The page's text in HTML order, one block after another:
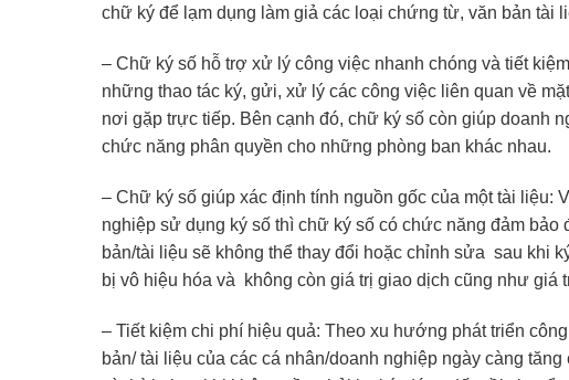
chữ ký để lạm dụng làm giả các loại chứng từ, văn bản tài
– Chữ ký số hỗ trợ xử lý công việc nhanh chóng và tiết
những thao tác ký, gửi, xử lý các công việc liên quan về
nơi gặp trực tiếp. Bên cạnh đó, chữ ký số còn giúp doanh
chức năng phân quyền cho những phòng ban khác nhau.
– Chữ ký số giúp xác định tính nguồn gốc của một tài liệu:
nghiệp sử dụng ký số thì chữ ký số có chức năng đảm
bản/tài liệu sẽ không thể thay đổi hoặc chỉnh sửa sau khi
bị vô hiệu hóa và không còn giá trị giao dịch cũng như giá
– Tiết kiệm chi phí hiệu quả: Theo xu hướng phát triển
bản/ tài liệu của các cá nhân/doanh nghiệp ngày càng